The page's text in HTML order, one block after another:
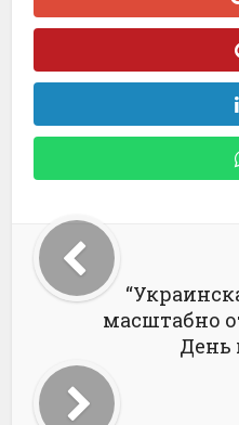
масштабно
День